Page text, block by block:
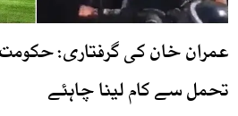
عمران خان کی گرفتاری:
تحمل سے کام لینا چاہئے